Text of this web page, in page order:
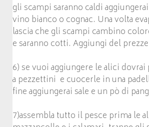
gli scampi saranno caldi
vino bianco o cognac. Una volta
lascia che gli scampi cambino
e saranno cotti. Aggiungi del
6) se vuoi aggiungere le alici
a pezzettini e cuocerle in una
fine aggiungerai sale e un pò di
7)assembla tutto il pesce prima le